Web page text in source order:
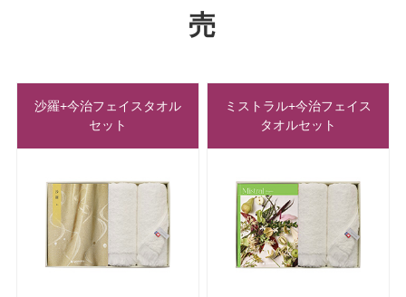
売
沙羅+今治フェイスタオル
セット
ミストラル+今治フェイス
タオルセット